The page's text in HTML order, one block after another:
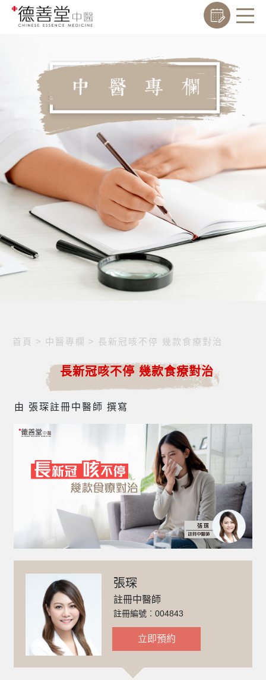
首頁 > 中醫專欄 > 長新冠咳不停 幾款食療對治
長新冠咳不停 幾款食療對治
由 張琛註冊中醫師 撰寫
張琛
註冊中醫師
註冊編號︰004843
立即預約